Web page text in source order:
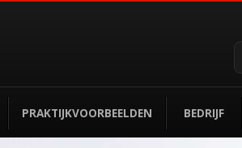
PRAKTIJKVOORBEELDEN BEDRIJF